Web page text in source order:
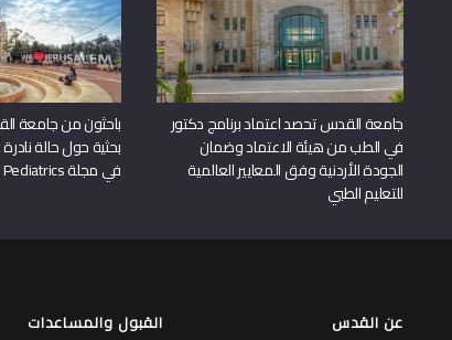
جامعة القدس تحصد اعتماد برنامج دكتور
في الطب من هيئة الاعتماد وضمان
الجودة الأردنية وفق المعايير العالمية
للتعليم الطبي
باحثون من جامعة
بحثية حول حالة
في مجلة Frontiers in Pediatrics
عن القدس
القبول والمساعدات